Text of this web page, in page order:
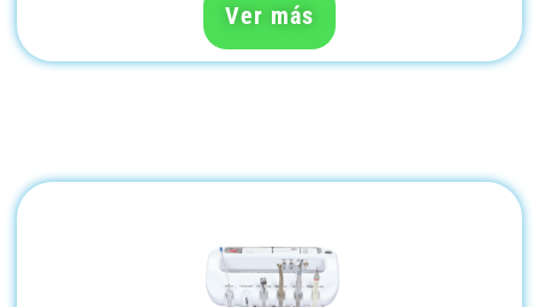
Ver más